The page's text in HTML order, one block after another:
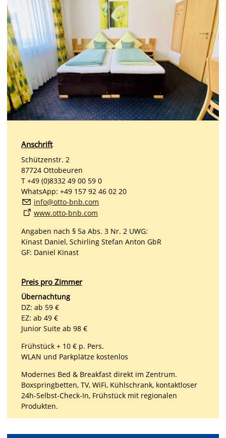
Anschrift
Schützenstr. 2
87724 Ottobeuren
T +49 (0)8332 49 00 59 0
WhatsApp: +49 157 92 46 02 20
nf
tt -bnb c m
www.otto-bnb.com
Angaben nach § 5a Abs. 3 Nr. 2 UWG:
Kinast Daniel, Schirling Stefan Anton GbR
GF: Daniel Kinast
Preis pro Zimmer
Übernachtung
DZ: ab 59 €
EZ: ab 49 €
Junior Suite ab 98 €
Frühstück + 10 € p. Pers.
WLAN und Parkplätze kostenlos
Modernes Bed & Breakfast direkt im Zentrum.
Boxspringbetten, TV, WiFi, Kühlschrank, kontaktloser
24h-Selbst-Check-In, Frühstück mit regionalen
Produkten.